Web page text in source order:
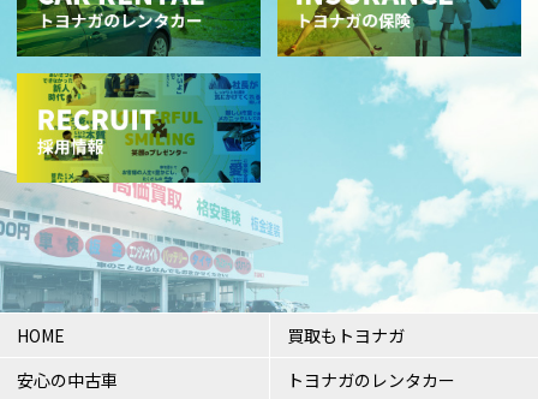
HOME
安心の中古車
買取もトヨナガ
トヨナガのレンタカー